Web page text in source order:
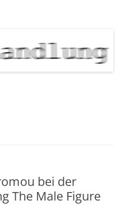
bei der
The Male Figure